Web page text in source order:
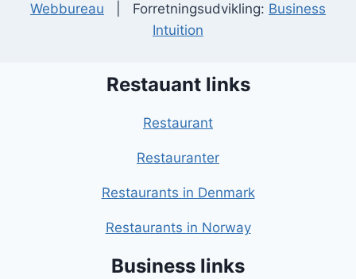
Webbureau | Forretningsudvikling: Business
Intuition
Restauant links
Restaurant
Restauranter
Restaurants in Denmark
Restaurants in Norway
Business links